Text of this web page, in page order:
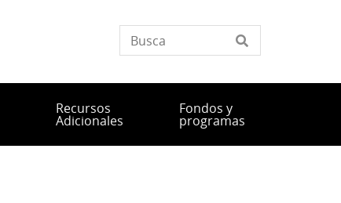
Recursos
Adicionales
Fondos y
programas